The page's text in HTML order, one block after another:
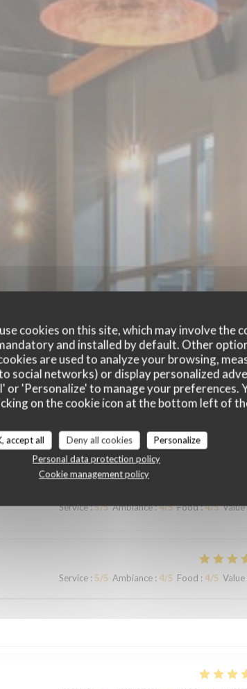
cookies on this site, which may involve the
and installed by default. Other
are used to analyze your browsing,
social networks) or display personalized
or 'Personalize' to manage your preferences.
on the cookie icon at the bottom left of
accept all Deny all cookies
Personalize
Personal data protection policy
Cookie management policy
ratings
Service:5/5 Ambiance:4/5 Food:4/5 Value
Service : 5/5 Ambiance : 4/5 Food : 4/5 Value